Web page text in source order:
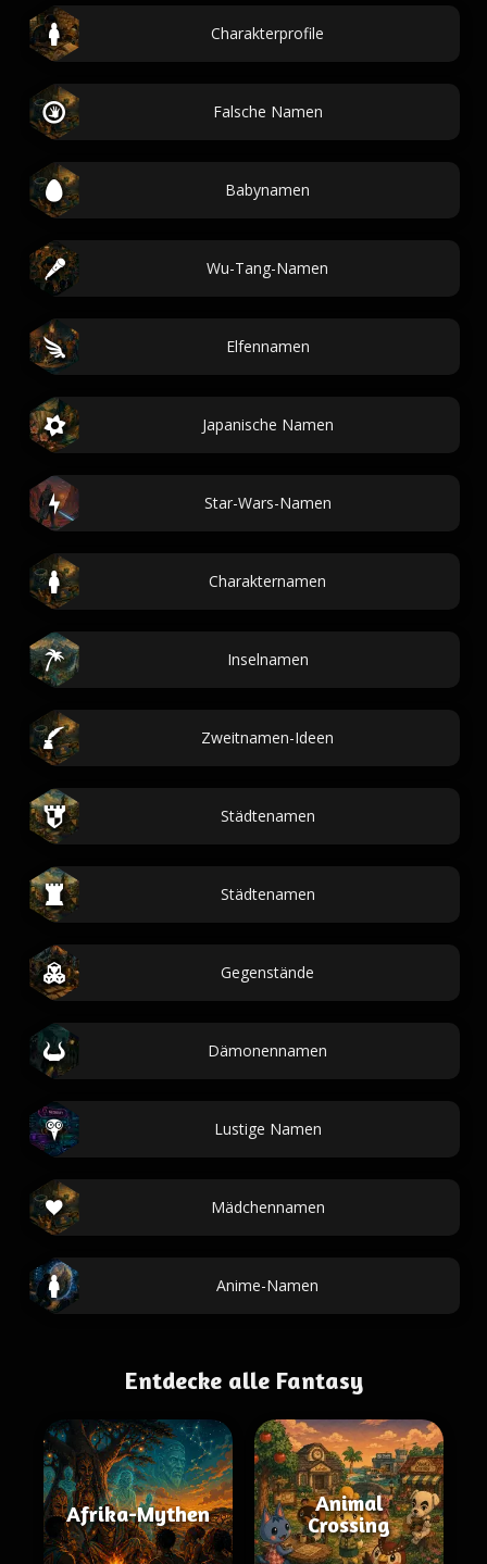
Charakterprofile
Falsche Namen
Babynamen
Wu-Tang-Namen
Elfennamen
Japanische Namen
Star-Wars-Namen
Charakternamen
Inselnamen
Zweitnamen-Ideen
Städtenamen
Städtenamen
Gegenstände
Dämonennamen
Lustige Namen
Mädchennamen
Anime-Namen
Entdecke alle Fantasy
Afrika-Mythen
Animal
Crossing